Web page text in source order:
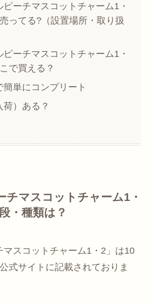
ピーチマスコットチャーム1・
ってる?（設置場所・取り扱
ピーチマスコットチャーム1・
で買える？
簡単にコンプリート
）ある？
チマスコットチャーム1・
・種類は？
マスコットチャーム1・2」は10
式サイトに記載されておりま